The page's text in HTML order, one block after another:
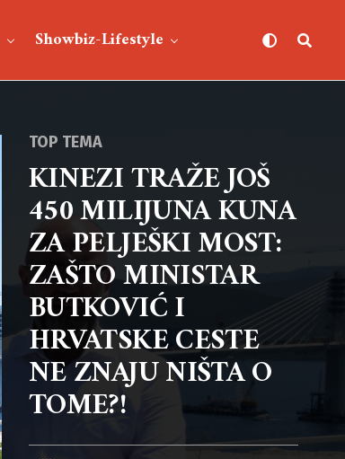
Showbiz-Lifestyle
TOP TEMA
KINEZI TRAŽE JOŠ
450 MILIJUNA KUNA
ZA PELJEŠKI MOST:
ZAŠTO MINISTAR
BUTKOVIĆ I
HRVATSKE CESTE
NE ZNAJU NIŠTA O
TOME?!